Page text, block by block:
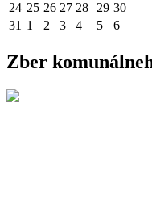
24 25 26 27 28 29 30
31 1 2 3 4 5 6
Zber